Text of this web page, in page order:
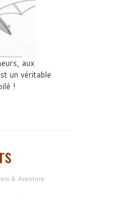
aux
un véritable
!
& Aventure